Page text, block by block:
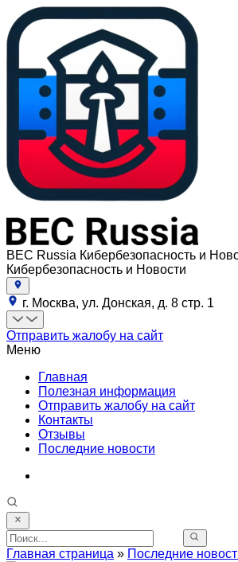
BEC Russia Кибербезопасность и
Кибербезопасность и Новости
г. Москва, ул. Донская, д. 8 стр. 1
Отправить жалобу на сайт
Меню
Главная
Полезная информация
Отправить жалобу на сайт
Контакты
Отзывы
Последние новости
Главная страница » Последние